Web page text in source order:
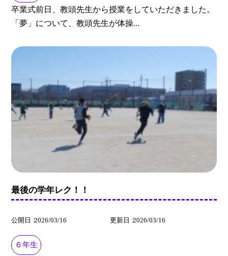
卒業式前日、教頭先生から授業をしていただきました。
「夢」について、教頭先生が体操...
最後の学年レク！！
公開日 2026/03/16 更新日 2026/03/16
６年生